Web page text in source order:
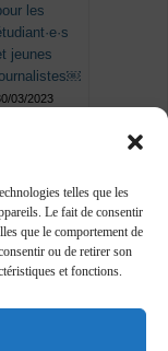
telles que les
Le fait de consentir
que le comportement de
ou de retirer son
et fonctions.
les
jeunes
03/2023